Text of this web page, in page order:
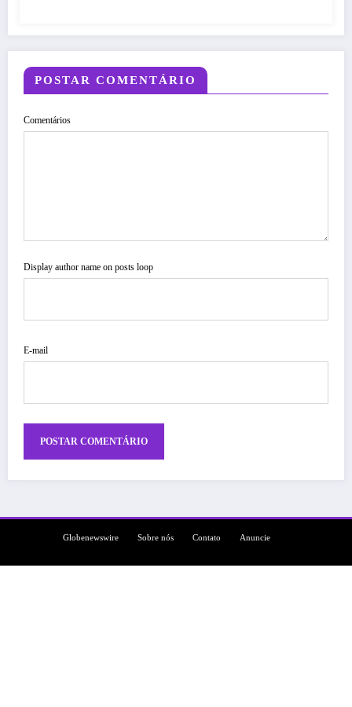
POSTAR COMENTÁRIO
Comentários
Display author name on posts loop
E-mail
Globenewswire Sobre nós Contato Anuncie